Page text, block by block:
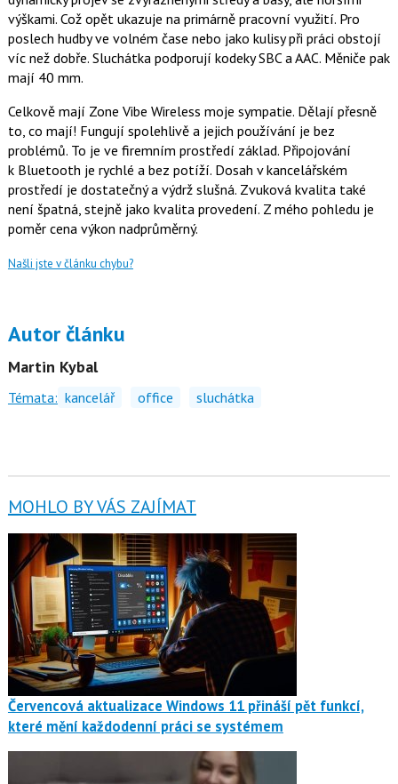
výškami. Což opět ukazuje na primárně pracovní využití. Pro
poslech hudby ve volném čase nebo jako kulisy při práci obstojí
víc než dobře. Sluchátka podporují kodeky SBC a AAC. Měniče pak
mají 40 mm.
Celkově mají Zone Vibe Wireless moje sympatie. Dělají přesně
to, co mají! Fungují spolehlivě a jejich používání je bez
problémů. To je ve firemním prostředí základ. Připojování
k Bluetooth je rychlé a bez potíží. Dosah v kancelářském
prostředí je dostatečný a výdrž slušná. Zvuková kvalita také
není špatná, stejně jako kvalita provedení. Z mého pohledu je
poměr cena výkon nadprůměrný.
Našli jste v článku chybu?
Autor článku
Martin Kybal
Témata: kancelář office sluchátka
MOHLO BY VÁS ZAJÍMAT
Červencová aktualizace Windows 11 přináší pět funkcí,
které mění každodenní práci se systémem